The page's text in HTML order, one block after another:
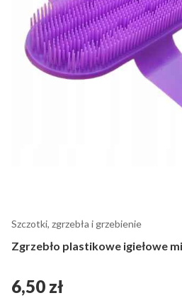
Szczotki, zgrzebła i grzebienie
Zgrzebło plastikowe igiełowe
Cena
6,50 zł